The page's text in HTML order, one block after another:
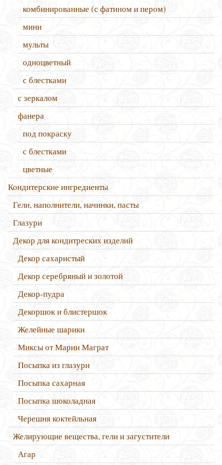
комбинированные (с фатином и пером)
мини
мульты
одноцветный
с блестками
с зеркалом
фанера
под покраску
с блестками
цветные
Кондитерские ингредиенты
Гели, наполнители, начинки, пасты
Глазури
Декор для кондитреских изделий
Декор сахаристый
Декор серебряный и золотой
Декор-пудра
Декоршок и блистершок
Желейные шарики
Миксы от Марии Маграт
Посыпка из глазури
Посыпка сахарная
Посыпка шоколадная
Черешня коктейльная
Желирующие вещества, гели и загустители
Агар